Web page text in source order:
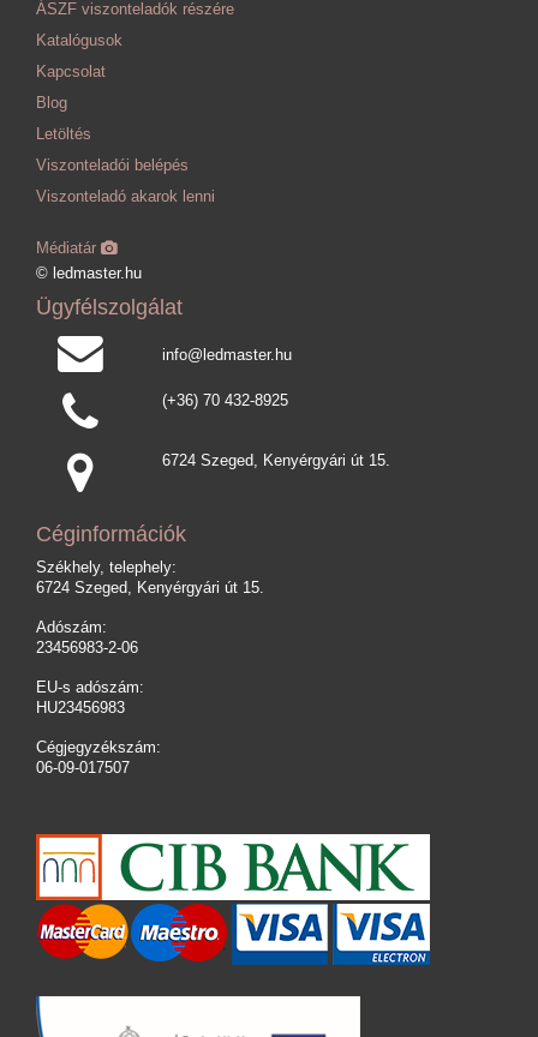
ÁSZF viszonteladók részére
Katalógusok
Kapcsolat
Blog
Letöltés
Viszonteladói belépés
Viszonteladó akarok lenni
Médiatár
© ledmaster.hu
Ügyfélszolgálat
info@ledmaster.hu
(+36) 70 432-8925
6724 Szeged, Kenyérgyári út 15.
Céginformációk
Székhely, telephely:
6724 Szeged, Kenyérgyári út 15.
Adószám:
23456983-2-06
EU-s adószám:
HU23456983
Cégjegyzékszám:
06-09-017507